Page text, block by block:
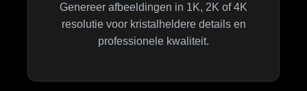
Genereer afbeeldingen in 1K, 2K of 4K
resolutie voor kristalheldere details en
professionele kwaliteit.